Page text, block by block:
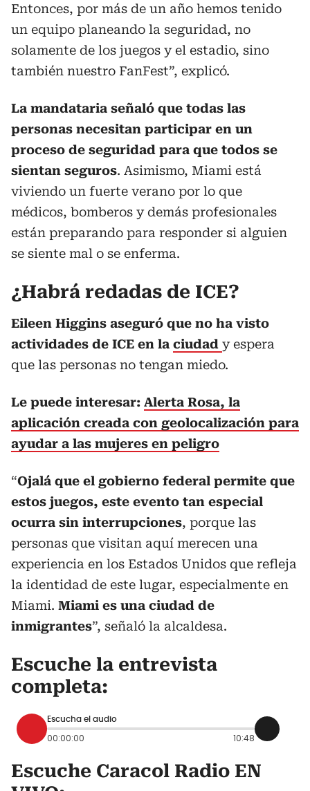
Entonces, por más de un año hemos tenido
un equipo planeando la seguridad, no
solamente de los juegos y el estadio, sino
también nuestro FanFest”, explicó.
La mandataria señaló que todas las
personas necesitan participar en un
proceso de seguridad para que todos se
sientan seguros. Asimismo, Miami está
viviendo un fuerte verano por lo que
médicos, bomberos y demás profesionales
están preparando para responder si alguien
se siente mal o se enferma.
¿Habrá redadas de ICE?
Eileen Higgins aseguró que no ha visto
actividades de ICE en la ciudad y espera
que las personas no tengan miedo.
Le puede interesar: Alerta Rosa, la
aplicación creada con geolocalización para
ayudar a las mujeres en peligro
“Ojalá que el gobierno federal permite que
estos juegos, este evento tan especial
ocurra sin interrupciones, porque las
personas que visitan aquí merecen una
experiencia en los Estados Unidos que refleja
la identidad de este lugar, especialmente en
Miami. Miami es una ciudad de
inmigrantes”, señaló la alcaldesa.
Escuche la entrevista
completa:
Escucha el audio
00:00:00 10:48
Escuche Caracol Radio EN